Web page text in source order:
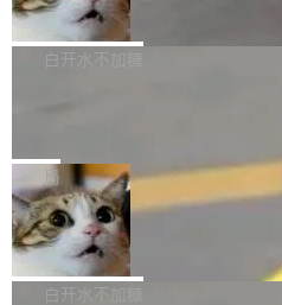
Z Flip8三款折叠屏新机均在7月22
部搭载骁龙8 Elite Gen5 for
眼的位置：「Software is made
mits」——软件是在 commit 之间
是把这段空隙补上。 回退到任何一
aDB 捕获 commit 之间的每一次操
根据风险投资人Tomer Tunguz 博
析）披露的最新分析与第二季度业
微软同期总资本开支的四成。 与亚
bet、微软以及 Meta 等传统科技巨
ceXAI的资金消耗速度尤为引人瞩目
撑庞大支出的资金来源却呈现出截
貌。数据显示，微软和 Meta 主要
白开水不加糖
一个在终端里运行的编程 agent；
1.2，驱动这个 agent 的新模型。一
你可以用 curl -fsSL https://
sh | bash 安装一个能在大项目里
代码、验证结果的 AI 终端工具。
局
美团开源 LoHoSearch，用知识
准 AI 能力认知
机器出题的前提，是让机器拥有全
构建流程可以分为四个环节：建图
白开水不加糖